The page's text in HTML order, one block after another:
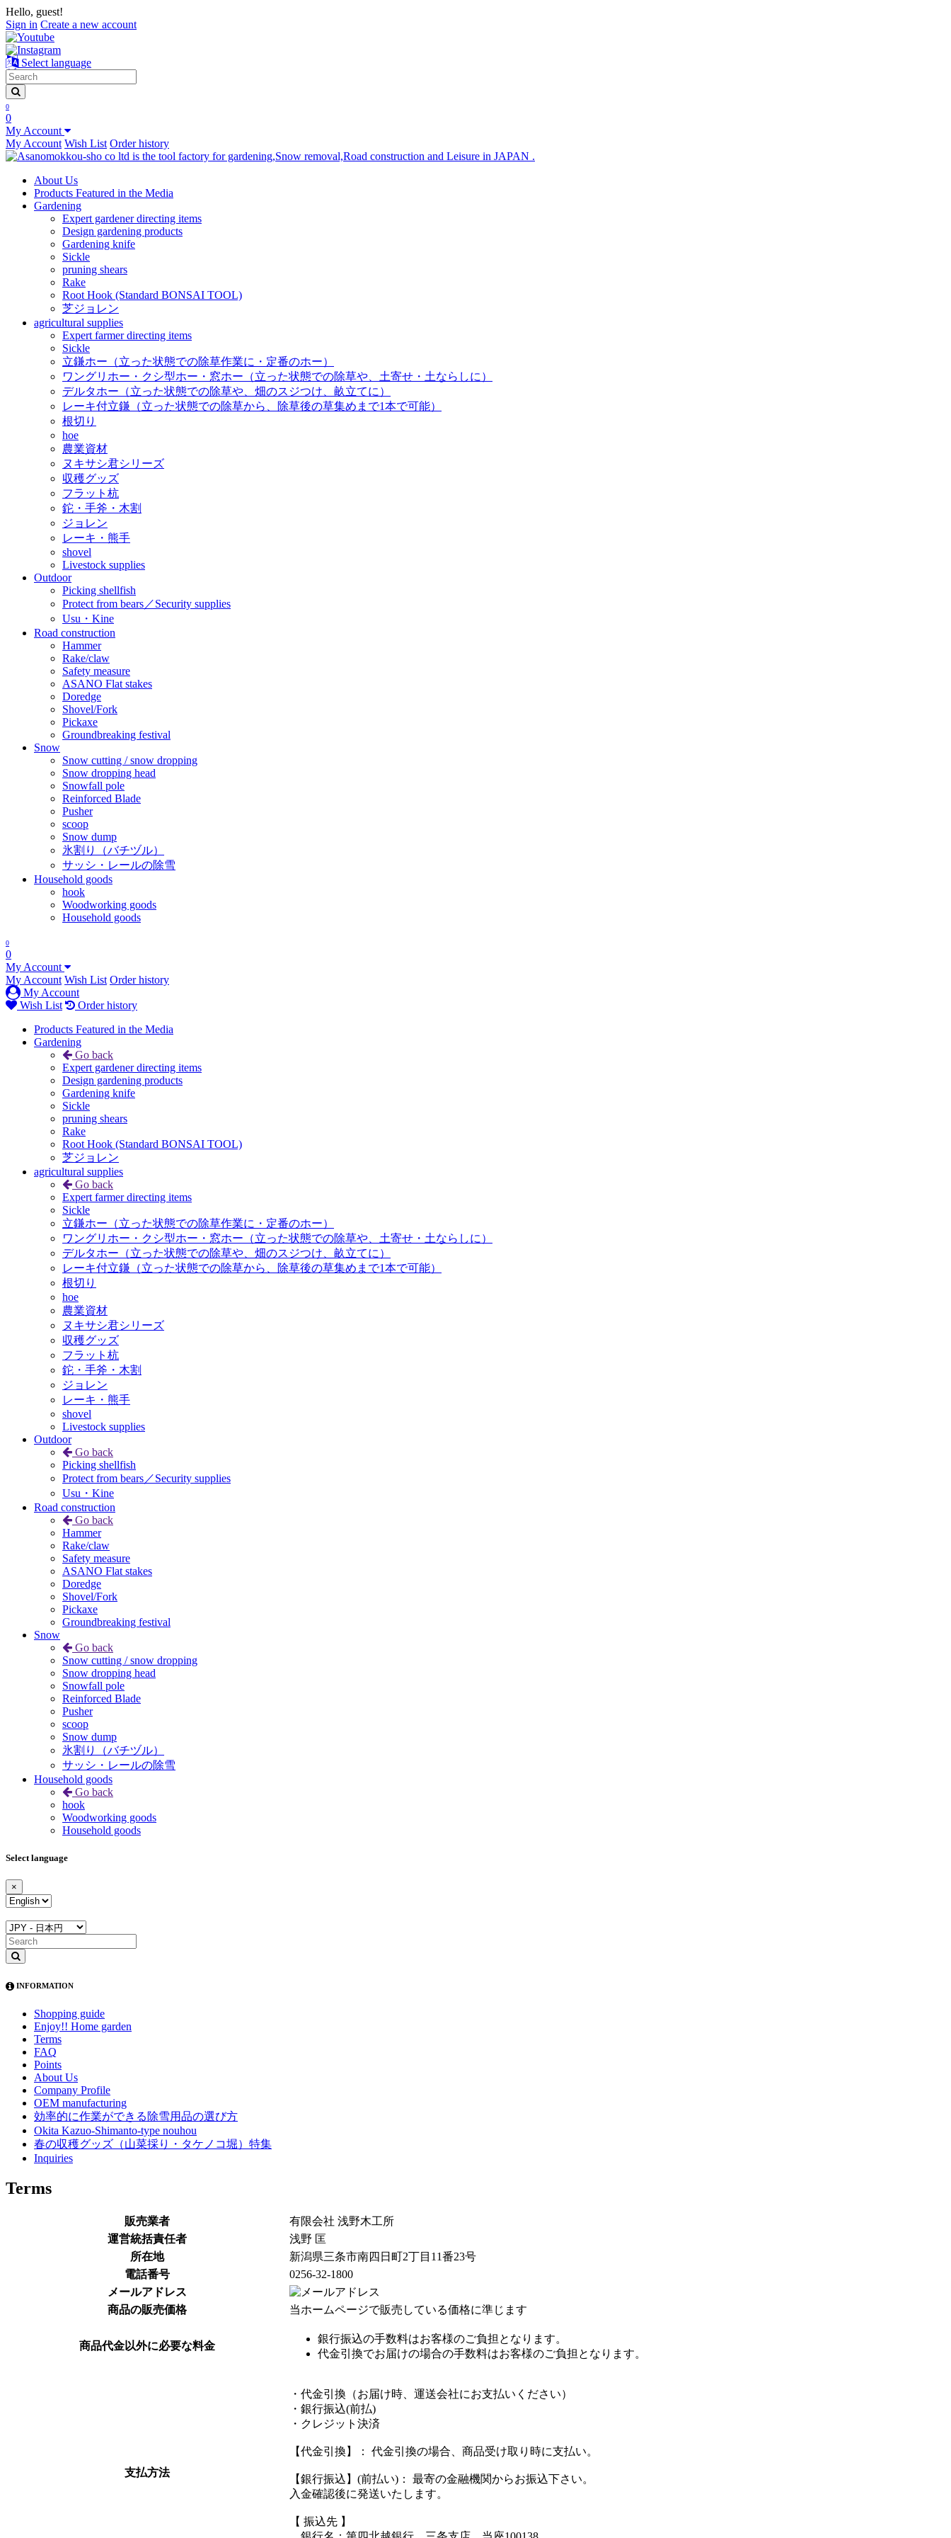
Hello, guest!
Sign in Create a new account
Select language
0
0
My Account
My Account Wish List Order history
About Us
Products Featured in the Media
Gardening
Expert gardener directing items
Design gardening products
Gardening knife
Sickle
pruning shears
Rake
Root Hook (Standard BONSAI TOOL)
芝ジョレン
agricultural supplies
Expert farmer directing items
Sickle
立鎌ホー（立った状態での除草作業に・定番のホー）
ワングリホー・クシ型ホー・窓ホー（立った状態での除草や、土寄せ・土ならしに）
デルタホー（立った状態での除草や、畑のスジつけ、畝立てに）
レーキ付立鎌（立った状態での除草から、除草後の草集めまで1本で可能）
根切り
hoe
農業資材
ヌキサシ君シリーズ
収穫グッズ
フラット杭
鉈・手斧・木割
ジョレン
レーキ・熊手
shovel
Livestock supplies
Outdoor
Picking shellfish
Protect from bears／Security supplies
Usu・Kine
Road construction
Hammer
Rake/claw
Safety measure
ASANO Flat stakes
Doredge
Shovel/Fork
Pickaxe
Groundbreaking festival
Snow
Snow cutting / snow dropping
Snow dropping head
Snowfall pole
Reinforced Blade
Pusher
scoop
Snow dump
氷割り（バチヅル）
サッシ・レールの除雪
Household goods
hook
Woodworking goods
Household goods
0
0
My Account
My Account Wish List Order history
My Account
Wish List
Order history
Products Featured in the Media
Gardening
Go back
Expert gardener directing items
Design gardening products
Gardening knife
Sickle
pruning shears
Rake
Root Hook (Standard BONSAI TOOL)
芝ジョレン
agricultural supplies
Go back
Expert farmer directing items
Sickle
立鎌ホー（立った状態での除草作業に・定番のホー）
ワングリホー・クシ型ホー・窓ホー（立った状態での除草や、土寄せ・土ならしに）
デルタホー（立った状態での除草や、畑のスジつけ、畝立てに）
レーキ付立鎌（立った状態での除草から、除草後の草集めまで1本で可能）
根切り
hoe
農業資材
ヌキサシ君シリーズ
収穫グッズ
フラット杭
鉈・手斧・木割
ジョレン
レーキ・熊手
shovel
Livestock supplies
Outdoor
Go back
Picking shellfish
Protect from bears／Security supplies
Usu・Kine
Road construction
Go back
Hammer
Rake/claw
Safety measure
ASANO Flat stakes
Doredge
Shovel/Fork
Pickaxe
Groundbreaking festival
Snow
Go back
Snow cutting / snow dropping
Snow dropping head
Snowfall pole
Reinforced Blade
Pusher
scoop
Snow dump
氷割り（バチヅル）
サッシ・レールの除雪
Household goods
Go back
hook
Woodworking goods
Household goods
Select language
×
INFORMATION
Shopping guide
Enjoy!! Home garden
Terms
FAQ
Points
About Us
Company Profile
OEM manufacturing
効率的に作業ができる除雪用品の選び方
Okita Kazuo-Shimanto-type nouhou
春の収穫グッズ（山菜採り・タケノコ堀）特集
Inquiries
Terms
販売業者
有限会社 浅野木工所
運営統括責任者
浅野 匡
所在地
新潟県三条市南四日町2丁目11番23号
電話番号
0256-32-1800
メールアドレス
商品の販売価格
当ホームページで販売している価格に準じます
商品代金以外に必要な料金
銀行振込の手数料はお客様のご負担となります。
代金引換でお届けの場合の手数料はお客様のご負担となります。
支払方法
・代金引換（お届け時、運送会社にお支払いください）
・銀行振込(前払)
・クレジット決済
【代金引換】： 代金引換の場合、商品受け取り時に支払い。
【銀行振込】(前払い)： 最寄の金融機関からお振込下さい。
入金確認後に発送いたします。
【 振込先 】